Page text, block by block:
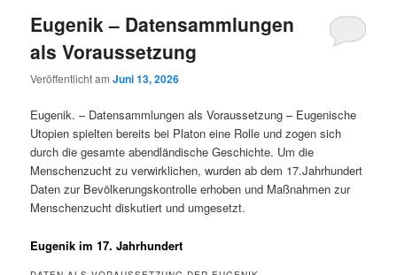
Eugenik – Datensammlungen
als Voraussetzung
Veröffentlicht amJuni 13, 2026
Eugenik. – Datensammlungen als Voraussetzung – Eugenische
Utopien spielten bereits bei Platon eine Rolle und zogen sich
durch die gesamte abendländische Geschichte. Um die
Menschenzucht zu verwirklichen, wurden ab dem 17.Jahrhundert
Daten zur Bevölkerungskontrolle erhoben und Maßnahmen zur
Menschenzucht diskutiert und umgesetzt.
Eugenik im 17. Jahrhundert